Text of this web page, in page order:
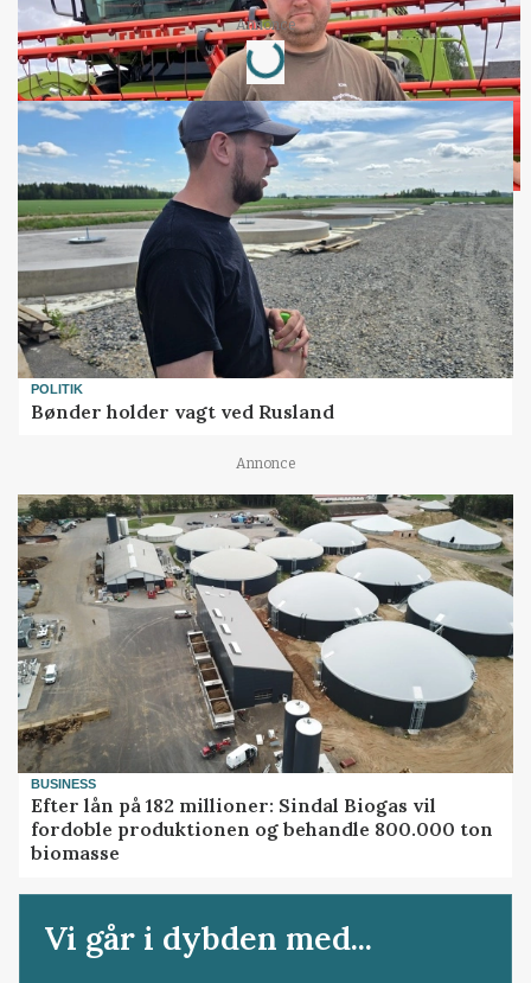
Annonce
Loading...
POLITIK
Bønder holder vagt ved Rusland
Annonce
BUSINESS
Efter lån på 182 millioner: Sindal Biogas vil
fordoble produktionen og behandle 800.000 ton
biomasse
Vi går i dybden med...